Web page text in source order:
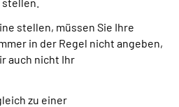
stellen, müssen Sie Ihre
in der Regel nicht angeben,
auch nicht Ihr
zu einer